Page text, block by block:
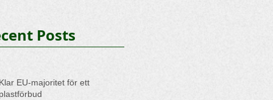
Posts
EU-majoritet för ett